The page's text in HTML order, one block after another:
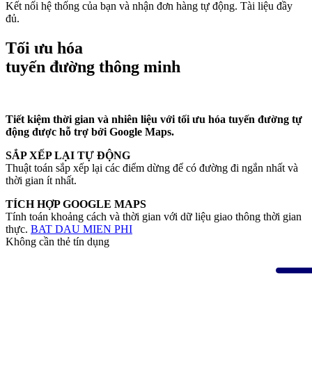
Kết nối hệ thống của bạn và nhận đơn hàng tự động. Tài liệu đầy
đủ.
Tối ưu hóa
tuyến đường thông minh
Tiết kiệm thời gian và nhiên liệu với tối ưu hóa tuyến đường tự
động được hỗ trợ bởi Google Maps.
SẮP XẾP LẠI TỰ ĐỘNG
Thuật toán sắp xếp lại các điểm dừng để có đường đi ngắn nhất và
thời gian ít nhất.
TÍCH HỢP GOOGLE MAPS
Tính toán khoảng cách và thời gian với dữ liệu giao thông thời gian
thực. BAT DAU MIEN PHI
Không cần thẻ tín dụng